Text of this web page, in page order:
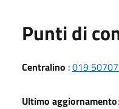
Punti di
Centralino :019
Ultimo aggiornamento